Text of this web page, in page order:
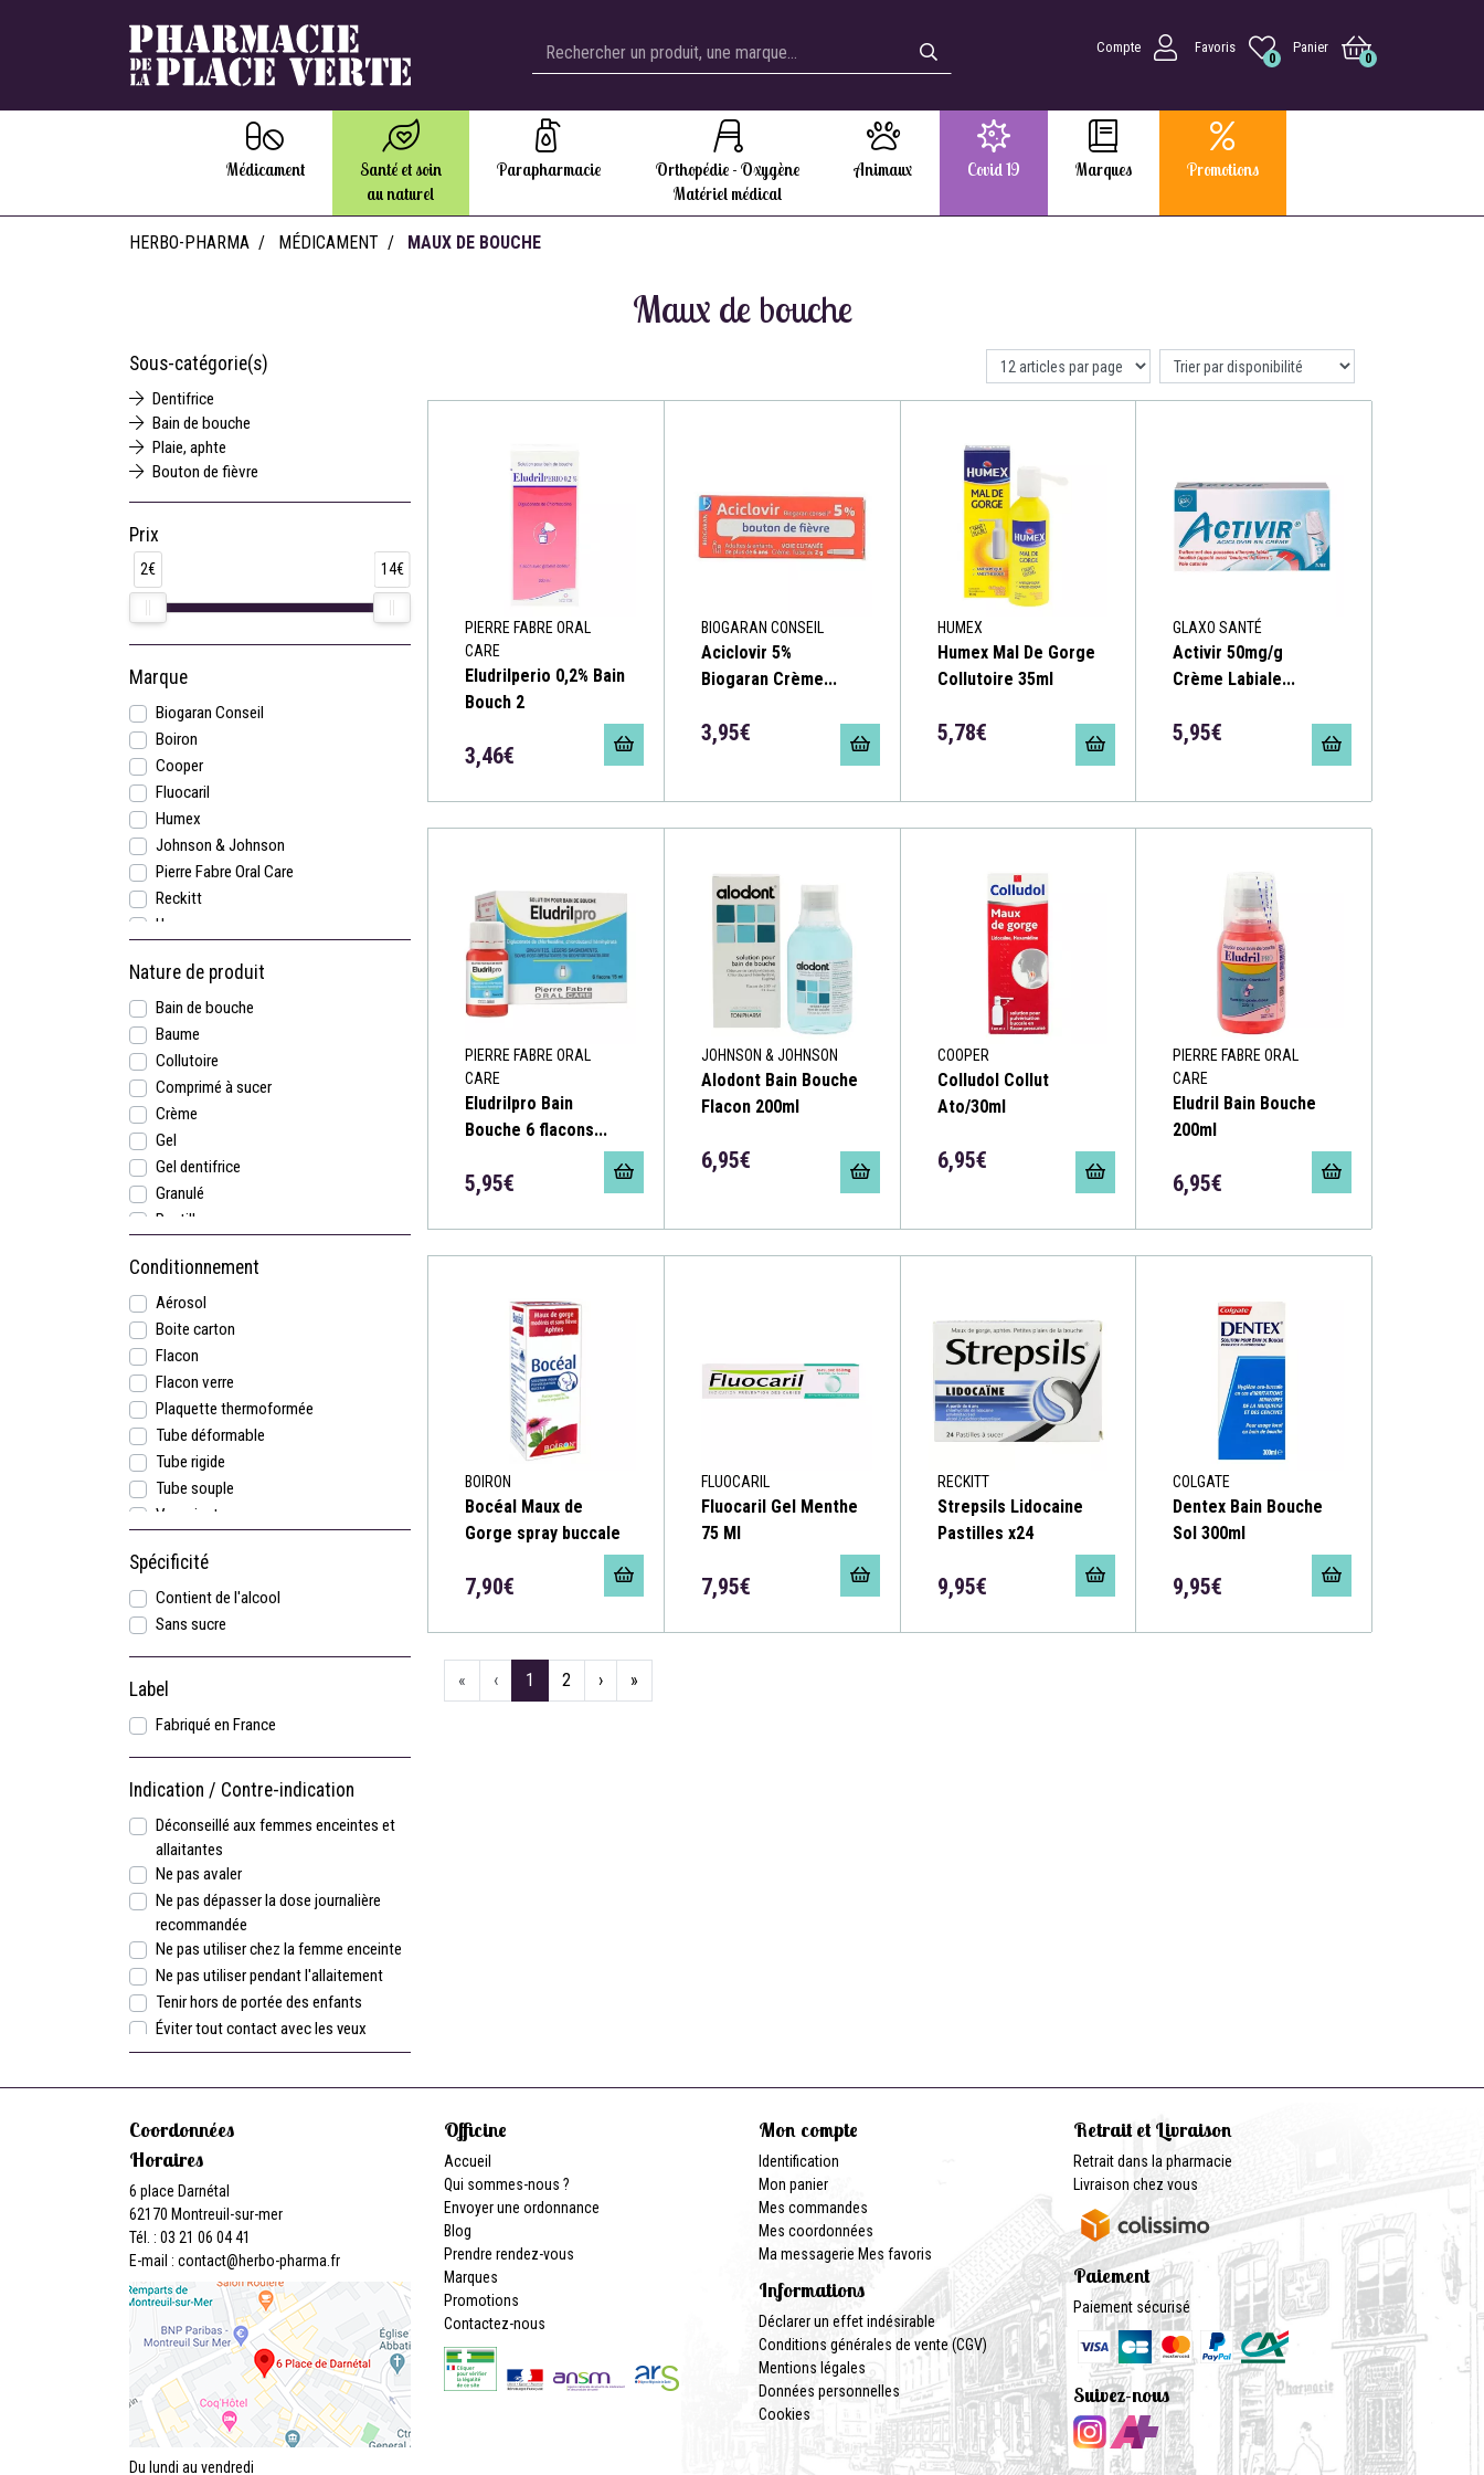
Compte Favoris
0
Panier
0
Médicament
Santé et soin
au naturel
Parapharmacie
Orthopédie - Oxygène
Matériel médical
Animaux Covid 19 Marques Promotions
HERBO-PHARMA MÉDICAMENT MAUX DE BOUCHE
Maux de bouche
Sous-catégorie(s)
Dentifrice
Bain de bouche
Plaie, aphte
Bouton de fièvre
Prix
2€ 14€
Marque
Biogaran Conseil
Boiron
Cooper
Fluocaril
Humex
Johnson & Johnson
Pierre Fabre Oral Care
Reckitt
Urgo
Nature de produit
Bain de bouche
Baume
Collutoire
Comprimé à sucer
Crème
Gel
Gel dentifrice
Granulé
Pastilles
Solution
Spray
Conditionnement
Aérosol
Boite carton
Flacon
Flacon verre
Plaquette thermoformée
Tube déformable
Tube rigide
Tube souple
Vaporisateur
Spécificité
Contient de l'alcool
Sans sucre
Label
Fabriqué en France
Indication / Contre-indication
Déconseillé aux femmes enceintes et
allaitantes
Ne pas avaler
Ne pas dépasser la dose journalière
recommandée
Ne pas utiliser chez la femme enceinte
Ne pas utiliser pendant l'allaitement
Tenir hors de portée des enfants
Éviter tout contact avec les yeux
PIERRE FABRE ORAL
CARE
Eludrilperio 0,2% Bain
Bouch 2
3,46€
BIOGARAN CONSEIL
Aciclovir 5%
Biogaran Crème...
3,95€
HUMEX
Humex Mal De Gorge
Collutoire 35ml
5,78€
GLAXO SANTÉ
Activir 50mg/g
Crème Labiale...
5,95€
PIERRE FABRE ORAL
CARE
Eludrilpro Bain
Bouche 6 flacons...
5,95€
JOHNSON & JOHNSON
Alodont Bain Bouche
Flacon 200ml
6,95€
COOPER
Colludol Collut
Ato/30ml
6,95€
PIERRE FABRE ORAL
CARE
Eludril Bain Bouche
200ml
6,95€
BOIRON
Bocéal Maux de
Gorge spray buccale
7,90€
FLUOCARIL
Fluocaril Gel Menthe
75 Ml
7,95€
RECKITT
Strepsils Lidocaine
Pastilles x24
9,95€
COLGATE
Dentex Bain Bouche
Sol 300ml
9,95€
« ‹ 1 2 › »
Coordonnées
Horaires
6 place Darnétal
62170 Montreuil-sur-mer
Tél. : 03 21 06 04 41
E-mail : contact@herbo-pharma.fr
Du lundi au vendredi
Officine
Accueil
Qui sommes-nous ?
Envoyer une ordonnance
Blog
Prendre rendez-vous
Marques
Promotions
Contactez-nous
Mon compte
Identification
Mon panier
Mes commandes
Mes coordonnées
Ma messagerie Mes favoris
Informations
Déclarer un effet indésirable
Conditions générales de vente (CGV)
Mentions légales
Données personnelles
Cookies
Retrait et Livraison
Retrait dans la pharmacie
Livraison chez vous
Paiement
Paiement sécurisé
Suivez-nous